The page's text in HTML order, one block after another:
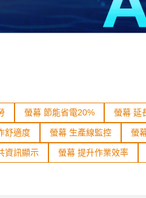
螢幕 節能省電20% 螢幕 延
舒適度 螢幕 生產線監控 螢
資訊顯示 螢幕 提升作業效率